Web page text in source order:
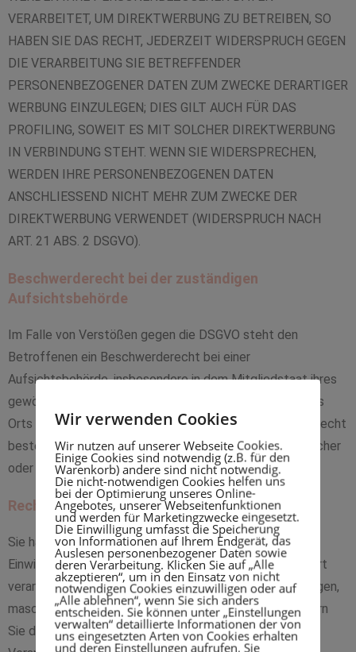
VERARBEITET, UM DIREKTWERBUNG ZU BETREIBEN, SO
HABEN SIE DAS RECHT, JEDERZEIT WIDERSPRUCH GEGEN
DIE VERARBEITUNG SIE BETREFFENDER
PERSONENBEZOGENER DATEN ZUM ZWECKE DERARTIGER
WERBUNG EINZULEGEN; DIES GILT AUCH FÜR DAS
PROFILING, SOWEIT ES MIT SOLCHER DIREKTWERBUNG
IN VERBINDUNG STEHT. WENN SIE WIDERSPRECHEN,
WERDEN IHRE PERSONENBEZOGENEN DATEN
ANSCHLIESSEND NICHT MEHR ZUM ZWECKE DER
DIREKTWERBUNG VERWENDET (WIDERSPRUCH NACH
ART. 21 ABS. 2 DSGVO).
Beschwerderecht bei der zuständigen
Aufsichtsbehörde
Im Falle von Verstößen gegen die DSGVO steht den
Betroffenen ein Beschwerderecht bei einer
Aufsichtsbehörde, insbesondere in dem Mitgliedstaat ihres
gewöhnlichen Aufenthalts, ihres Arbeitsplatzes oder des
Orts des mutmaßlichen Verstoßes zu. Das Beschwerderecht
besteht unbeschadet anderweitiger verwaltungsrechtlicher
oder gerichtlicher Rechtsbehelfe.
Recht auf Datenübertragbarkeit
Sie haben das Recht, Daten, die wir auf Grundlage Ihrer
Einwilligung oder in Erfüllung eines Vertrags automatisiert
verarbeiten, an sich oder an einen Dritten in einem gängigen,
maschinenlesbaren Format aushändigen zu lassen. Sofern
Sie die direkte Übertragung der Daten an einen anderen
Wir verwenden Cookies
Wir nutzen auf unserer Webseite Cookies.
Einige Cookies sind notwendig (z.B. für den
Warenkorb) andere sind nicht notwendig.
Die nicht-notwendigen Cookies helfen uns
bei der Optimierung unseres Online-
Angebotes, unserer Webseitenfunktionen
und werden für Marketingzwecke eingesetzt.
Die Einwilligung umfasst die Speicherung
von Informationen auf Ihrem Endgerät, das
Auslesen personenbezogener Daten sowie
deren Verarbeitung. Klicken Sie auf „Alle
akzeptieren“, um in den Einsatz von nicht
notwendigen Cookies einzuwilligen oder auf
„Alle ablehnen“, wenn Sie sich anders
entscheiden. Sie können unter „Einstellungen
verwalten“ detaillierte Informationen der von
uns eingesetzten Arten von Cookies erhalten
und deren Einstellungen aufrufen. Sie